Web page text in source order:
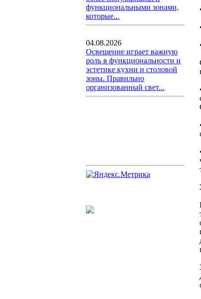
функциональными зонами,
которые...
04.08.2026
Освещение играет важную
роль в функциональности и
эстетике кухни и столовой
зоны. Правильно
организованный свет...